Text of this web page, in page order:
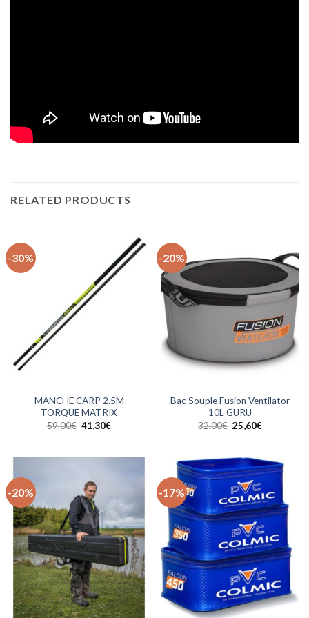
RELATED PRODUCTS
-30%
MANCHE CARP 2.5M
TORQUE MATRIX
59,00€ Le
prix
41,30€Le
-20%
Bac Souple Fusion Ventilator
10L GURU
32,00€ Le
prix
32,00€.
25,60€Le
25,60€.
-20% -17%